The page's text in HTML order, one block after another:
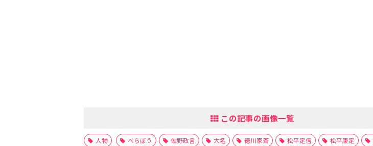
この記事の画像一覧
人物 べらぼう 佐野政言 大名 徳川家斉 松平定信 松平康定